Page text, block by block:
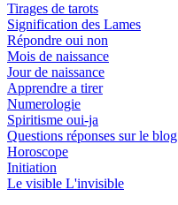
Tirages de tarots
Signification des Lames
Répondre oui non
Mois de naissance
Jour de naissance
Apprendre a tirer
Numerologie
Spiritisme oui-ja
Questions réponses sur le blog
Horoscope
Initiation
Le visible L'invisible